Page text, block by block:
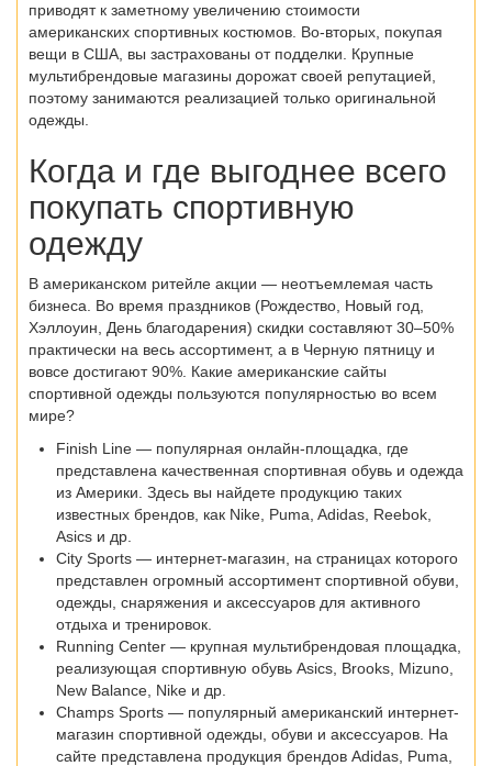
приводят к заметному увеличению стоимости
американских спортивных костюмов. Во-вторых, покупая
вещи в США, вы застрахованы от подделки. Крупные
мультибрендовые магазины дорожат своей репутацией,
поэтому занимаются реализацией только оригинальной
одежды.
Когда и где выгоднее всего
покупать спортивную
одежду
В американском ритейле акции — неотъемлемая часть
бизнеса. Во время праздников (Рождество, Новый год,
Хэллоуин, День благодарения) скидки составляют 30–50%
практически на весь ассортимент, а в Черную пятницу и
вовсе достигают 90%. Какие американские сайты
спортивной одежды пользуются популярностью во всем
мире?
Finish Line — популярная онлайн-площадка, где
представлена качественная спортивная обувь и одежда
из Америки. Здесь вы найдете продукцию таких
известных брендов, как Nike, Puma, Adidas, Reebok,
Asics и др.
City Sports — интернет-магазин, на страницах которого
представлен огромный ассортимент спортивной обуви,
одежды, снаряжения и аксессуаров для активного
отдыха и тренировок.
Running Center — крупная мультибрендовая площадка,
реализующая спортивную обувь Asics, Brooks, Mizuno,
New Balance, Nike и др.
Champs Sports — популярный американский интернет-
магазин спортивной одежды, обуви и аксессуаров. На
сайте представлена продукция брендов Adidas, Puma,